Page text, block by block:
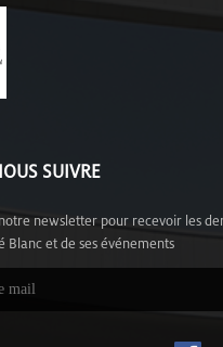
SUIVRE
newsletter pour recevoir les
Blanc et de ses événements